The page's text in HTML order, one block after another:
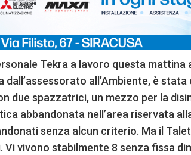
Tekra a lavoro questa mattina
dall’assessorato all’Ambiente, è
due spazzatrici, un mezzo per la
abbandonata nell’area riservata
senza alcun criterio. Ma il
Vi vivono stabilmente 8 senza fissa